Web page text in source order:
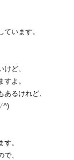
います。
ど、
よ。
るけれど、
^)
。
、